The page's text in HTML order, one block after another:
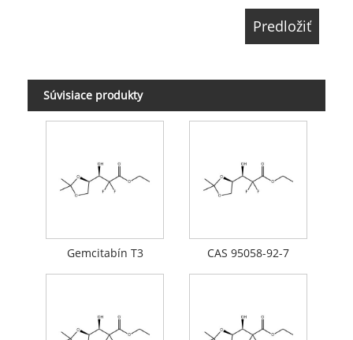
Súvisiace produkty
Gemcitabín T3 CAS 95058-92-7